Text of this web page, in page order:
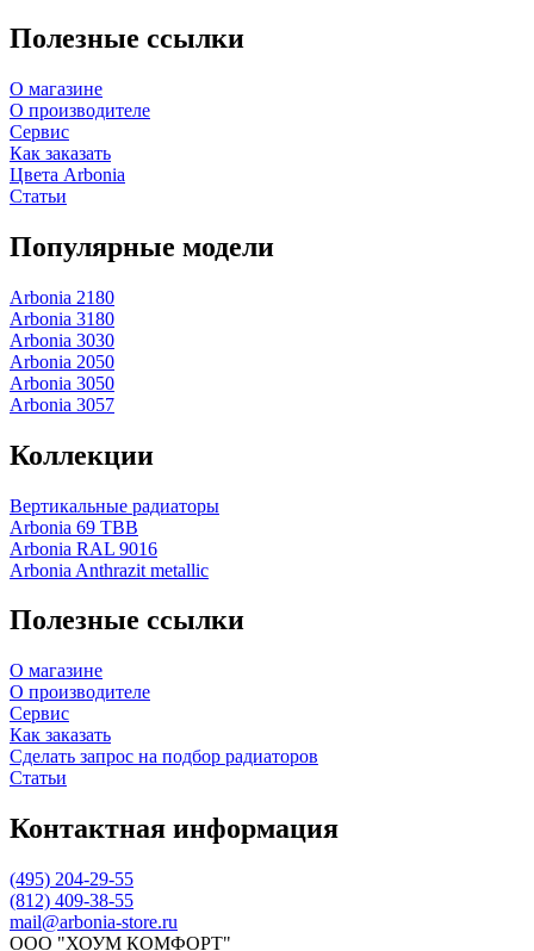
Полезные ссылки
О магазине
О производителе
Сервис
Как заказать
Цвета Arbonia
Статьи
Популярные модели
Arbonia 2180
Arbonia 3180
Arbonia 3030
Arbonia 2050
Arbonia 3050
Arbonia 3057
Коллекции
Вертикальные радиаторы
Arbonia 69 ТВВ
Arbonia RAL 9016
Arbonia Anthrazit metallic
Полезные ссылки
О магазине
О производителе
Сервис
Как заказать
Сделать запрос на подбор радиаторов
Статьи
Контактная информация
(495) 204-29-55
(812) 409-38-55
mail@arbonia-store.ru
ООО "ХОУМ КОМФОРТ"